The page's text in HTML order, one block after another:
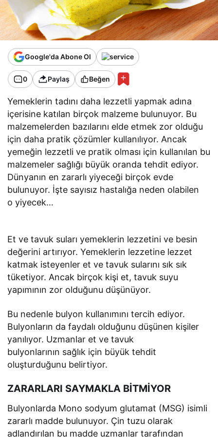
Google'da Abone Ol
0 Paylaş Beğen
Yemeklerin tadını daha lezzetli yapmak adına
içerisine katılan birçok malzeme bulunuyor. Bu
malzemelerden bazılarını elde etmek zor olduğu
için daha pratik çözümler kullanılıyor. Ancak
yemeğin lezzetli ve pratik olması için kullanılan bu
malzemeler sağlığı büyük oranda tehdit ediyor.
Dünyanın en zararlı yiyeceği birçok evde
bulunuyor. İşte sayısız hastalığa neden olabilen
o yiyecek…
Et ve tavuk suları yemeklerin lezzetini ve besin
değerini artırıyor. Yemeklerin lezzetine lezzet
katmak isteyenler et ve tavuk sularını sık sık
tüketiyor. Ancak birçok kişi et, tavuk suyu
yapımının zor olduğunu düşünüyor.
Bu nedenle bulyon kullanımını tercih ediyor.
Bulyonların da faydalı olduğunu düşünen kişiler
yanılıyor. Uzmanlar et ve tavuk
bulyonlarının sağlık için büyük tehdit
oluşturduğunu belirtiyor.
ZARARLARI SAYMAKLA BİTMİYOR
Bulyonlarda Mono sodyum glutamat (MSG) isimli
zararlı madde bulunuyor. Çin tuzu olarak
adlandırılan bu madde uzmanlar tarafından